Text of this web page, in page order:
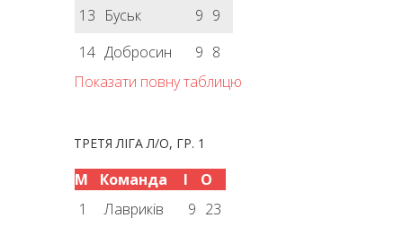
13 Буськ 9 9
14 Добросин 9 8
Показати повну таблицю
ТРЕТЯ ЛІГА Л/О, ГР. 1
М Команда І
О
1
Лавриків 9 23